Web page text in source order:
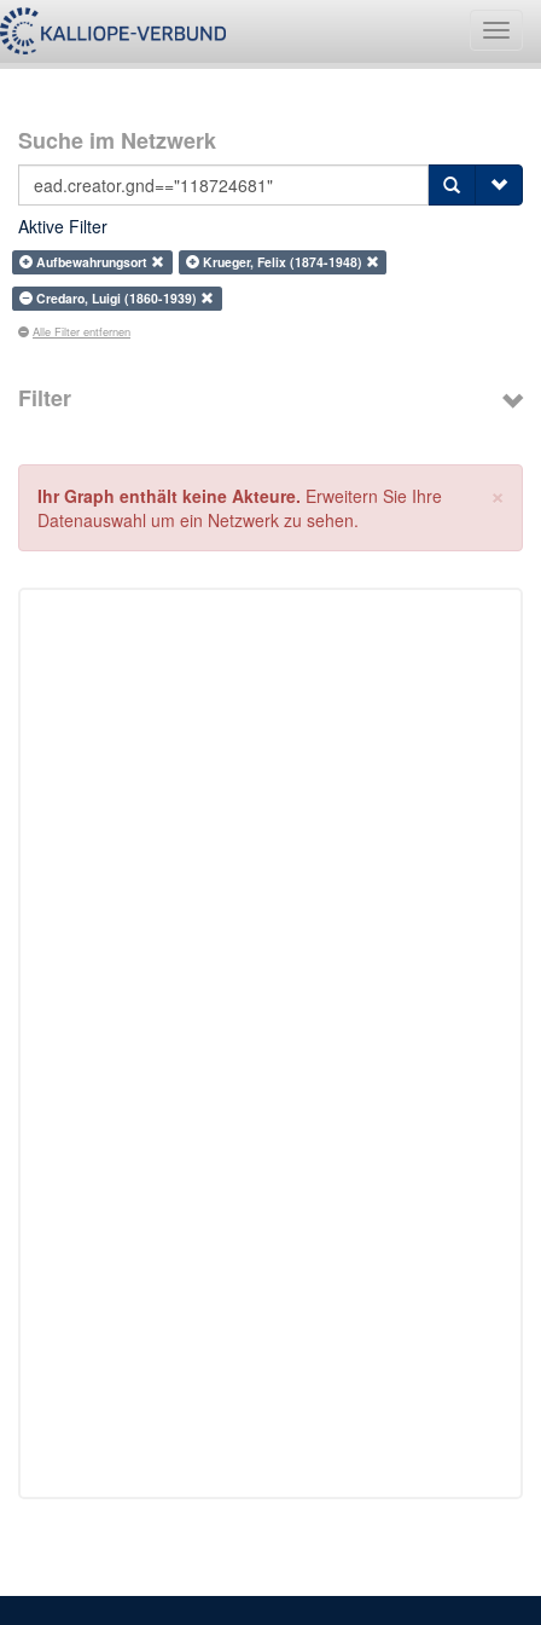
Suche im Netzwerk
Aktive Filter
Aufbewahrungsort
Krueger, Felix (1874-1948)
Credaro, Luigi (1860-1939)
Alle Filter entfernen
Filter
×
Ihr Graph enthält keine Akteure. Erweitern Sie Ihre
Datenauswahl um ein Netzwerk zu sehen.